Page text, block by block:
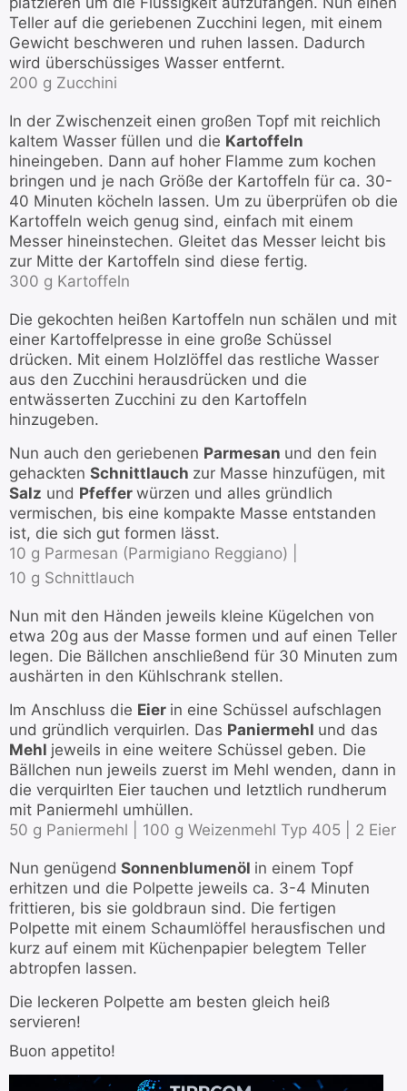
Teller auf die geriebenen Zucchini legen, mit einem
Gewicht beschweren und ruhen lassen. Dadurch
wird überschüssiges Wasser entfernt.
200 g Zucchini
In der Zwischenzeit einen großen Topf mit reichlich
kaltem Wasser füllen und die Kartoffeln
hineingeben. Dann auf hoher Flamme zum kochen
bringen und je nach Größe der Kartoffeln für ca. 30-
40 Minuten köcheln lassen. Um zu überprüfen ob die
Kartoffeln weich genug sind, einfach mit einem
Messer hineinstechen. Gleitet das Messer leicht bis
zur Mitte der Kartoffeln sind diese fertig.
300 g Kartoffeln
Die gekochten heißen Kartoffeln nun schälen und mit
einer Kartoffelpresse in eine große Schüssel
drücken. Mit einem Holzlöffel das restliche Wasser
aus den Zucchini herausdrücken und die
entwässerten Zucchini zu den Kartoffeln
hinzugeben.
Nun auch den geriebenen Parmesan und den fein
gehackten Schnittlauch zur Masse hinzufügen, mit
Salz und Pfeffer würzen und alles gründlich
vermischen, bis eine kompakte Masse entstanden
ist, die sich gut formen lässt.
10 g Parmesan (Parmigiano Reggiano) |
10 g Schnittlauch
Nun mit den Händen jeweils kleine Kügelchen von
etwa 20g aus der Masse formen und auf einen Teller
legen. Die Bällchen anschließend für 30 Minuten zum
aushärten in den Kühlschrank stellen.
Im Anschluss die Eier in eine Schüssel aufschlagen
und gründlich verquirlen. Das Paniermehl und das
Mehl jeweils in eine weitere Schüssel geben. Die
Bällchen nun jeweils zuerst im Mehl wenden, dann in
die verquirlten Eier tauchen und letztlich rundherum
mit Paniermehl umhüllen.
50 g Paniermehl |
100 g Weizenmehl Typ 405 | 2 Eier
Nun genügend Sonnenblumenöl in einem Topf
erhitzen und die Polpette jeweils ca. 3-4 Minuten
frittieren, bis sie goldbraun sind. Die fertigen
Polpette mit einem Schaumlöffel herausfischen und
kurz auf einem mit Küchenpapier belegtem Teller
abtropfen lassen.
Die leckeren Polpette am besten gleich heiß
servieren!
Buon appetito!